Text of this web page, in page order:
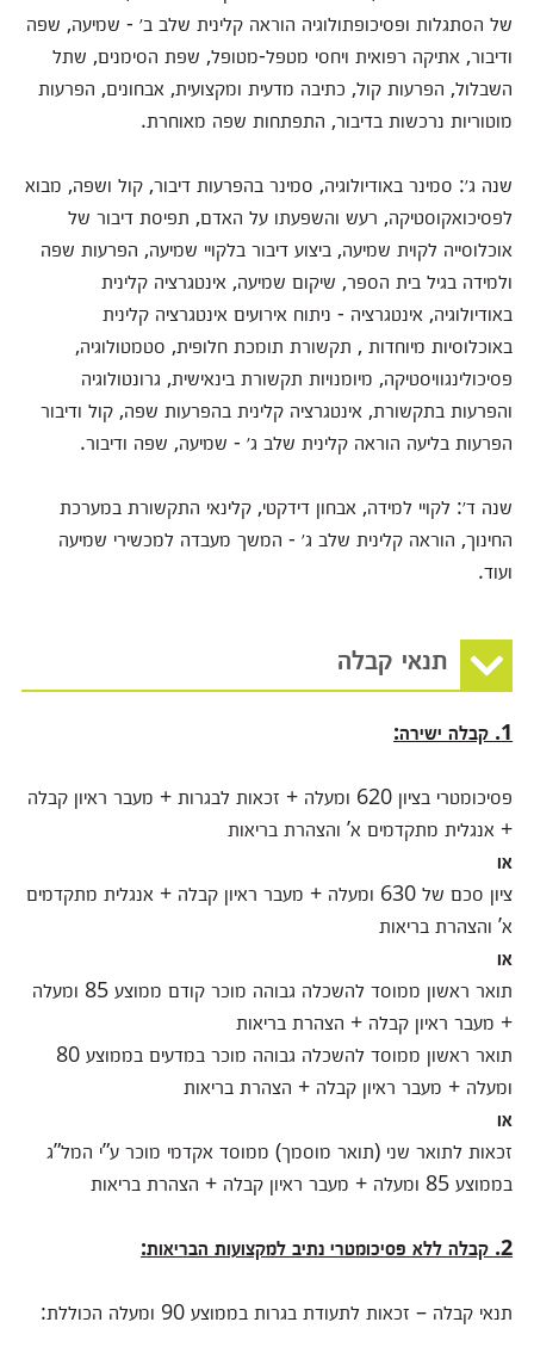
של הסתגלות ופסיכופתולוגיה הוראה קלינית שלב ב׳ - שמיעה, שפה
ודיבור, אתיקה רפואית ויחסי מטפל-מטופל, שפת הסימנים, שתל
השבלול, הפרעות קול, כתיבה מדעית ומקצועית, אבחונים, הפרעות
מוטוריות נרכשות בדיבור, התפתחות שפה מאוחרת.
שנה ג׳: סמינר באודיולוגיה, סמינר בהפרעות דיבור, קול ושפה, מבוא
לפסיכואקוסטיקה, רעש והשפעתו על האדם, תפיסת דיבור של
אוכלוסייה לקוית שמיעה, ביצוע דיבור בלקויי שמיעה, הפרעות שפה
ולמידה בגיל בית הספר, שיקום שמיעה, אינטגרציה קלינית
באודיולוגיה, אינטגרציה - ניתוח אירועים אינטגרציה קלינית
באוכלוסיות מיוחדות , תקשורת תומכת חלופית, סטמטולוגיה,
פסיכולינגוויסטיקה, מיומנויות תקשורת בינאישית, גרונטולוגיה
והפרעות בתקשורת, אינטגרציה קלינית בהפרעות שפה, קול ודיבור
הפרעות בליעה הוראה קלינית שלב ג׳ - שמיעה, שפה ודיבור.
שנה ד׳: לקויי למידה, אבחון דידקטי, קלינאי התקשורת במערכת
החינוך, הוראה קלינית שלב ג׳ - המשך מעבדה למכשירי שמיעה
ועוד.
תנאי קבלה
1. קבלה ישירה :
פסיכומטרי בציון 620 ומעלה + זכאות לבגרות + מעבר ראיון קבלה
+ אנגלית מתקדמים א’ והצהרת בריאות
או
ציון סכם של 630 ומעלה + מעבר ראיון קבלה + אנגלית מתקדמים
א’ והצהרת בריאות
או
תואר ראשון ממוסד להשכלה גבוהה מוכר קודם ממוצע 85 ומעלה
+ מעבר ראיון קבלה + הצהרת בריאות
תואר ראשון ממוסד להשכלה גבוהה מוכר במדעים בממוצע 80
ומעלה + מעבר ראיון קבלה + הצהרת בריאות
או
זכאות לתואר שני (תואר מוסמך) ממוסד אקדמי מוכר ע”י המל”ג
בממוצע 85 ומעלה + מעבר ראיון קבלה + הצהרת בריאות
2. קבלה ללא פסיכומטרי נתיב למקצועות הבריאות :
תנאי קבלה – זכאות לתעודת בגרות בממוצע 90 ומעלה הכוללת :